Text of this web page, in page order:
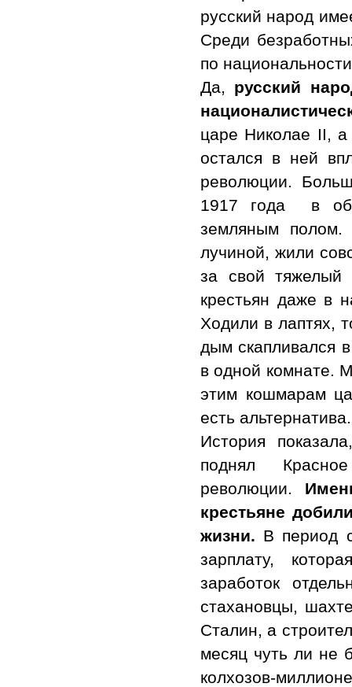
русский народ
Среди
по
Да, русский
царе Николае II, а
остался в ней
революции.
1917 года в
земляным полом.
лучиной, жили
за свой тяжелый
крестьян даже в
Ходили в лаптях,
дым скапливался
в одной комнате.
этим кошмарам
есть альтернатива.
История
поднял
революции.
крестьяне
жизни. В период
зарплату,
заработок
стахановцы,
Сталин, а
месяц чуть ли не
колхозов-